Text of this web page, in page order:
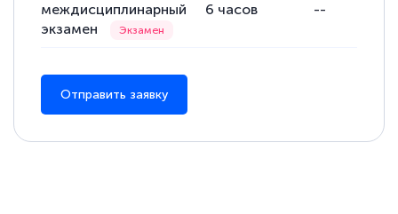
Всем добрый день! Я прошла курс
специальности «Тренер-преподаватель
по тяжелой атлетике»! Хочется
подчеркуть, что при обращении
оперативно связались со мной
междисциплинарный
экзамен
6 часов --
Отправить заявку